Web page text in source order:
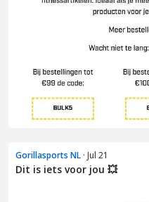
Gorillasports NL · Jul 21
Dit is iets voor jou 💥